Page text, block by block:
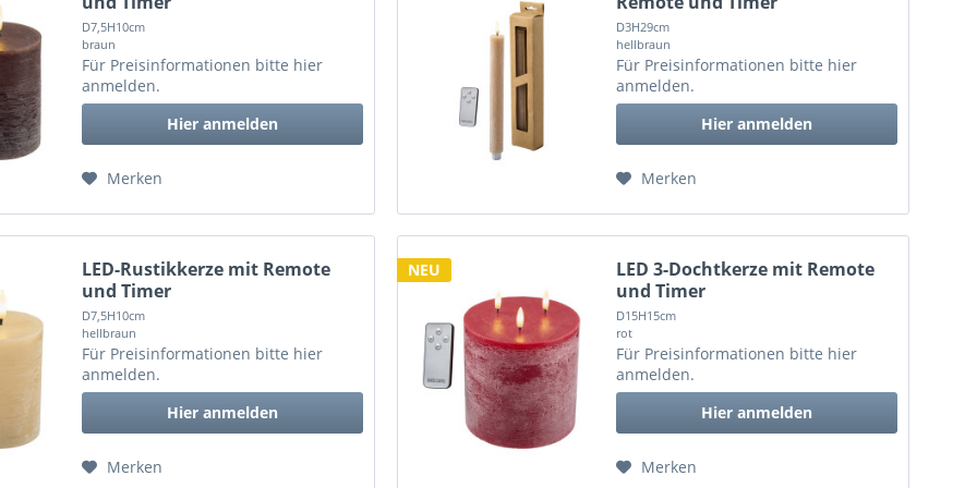
D7,5H10cm
braun
Für Preisinformationen bitte hier
anmelden.
Hier anmelden
Merken
D3H29cm
hellbraun
Für Preisinformationen bitte hier
anmelden.
Hier anmelden
Merken
LED-Rustikkerze mit Remote
und Timer
D7,5H10cm
hellbraun
Für Preisinformationen bitte hier
anmelden.
Hier anmelden
Merken
NEU
LED 3-Dochtkerze mit Remote
und Timer
D15H15cm
rot
Für Preisinformationen bitte hier
anmelden.
Hier anmelden
Merken